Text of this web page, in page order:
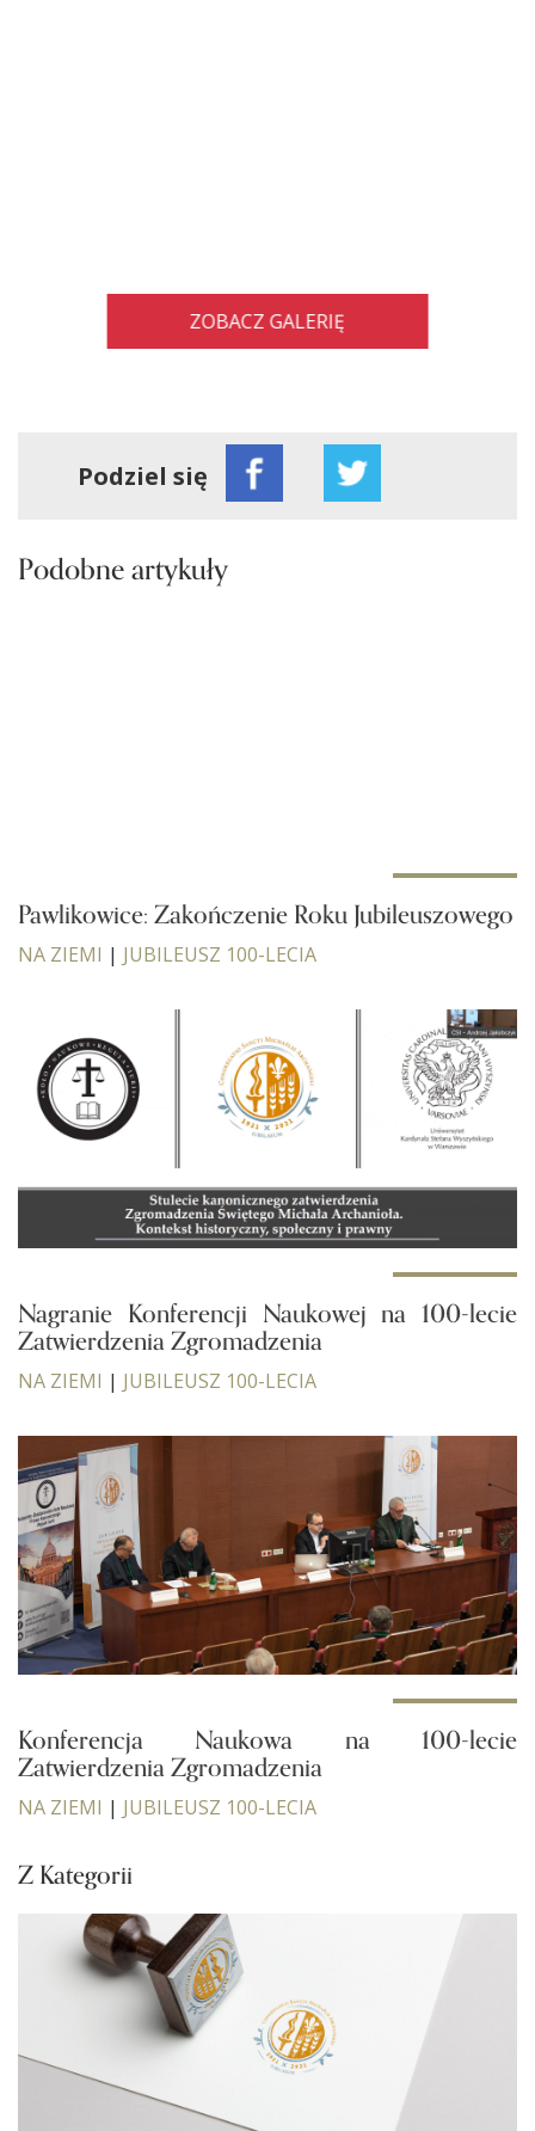
ZOBACZ GALERIĘ
Podziel się
Podobne artykuły
Pawlikowice: Zakończenie Roku Jubileuszowego
NA ZIEMI | JUBILEUSZ 100-LECIA
Nagranie Konferencji Naukowej na 100-lecie
Zatwierdzenia Zgromadzenia
NA ZIEMI | JUBILEUSZ 100-LECIA
Konferencja Naukowa na 100-lecie
Zatwierdzenia Zgromadzenia
NA ZIEMI | JUBILEUSZ 100-LECIA
Z Kategorii